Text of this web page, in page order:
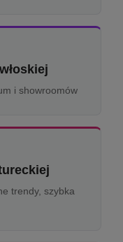
i showroomów
trendy, szybka